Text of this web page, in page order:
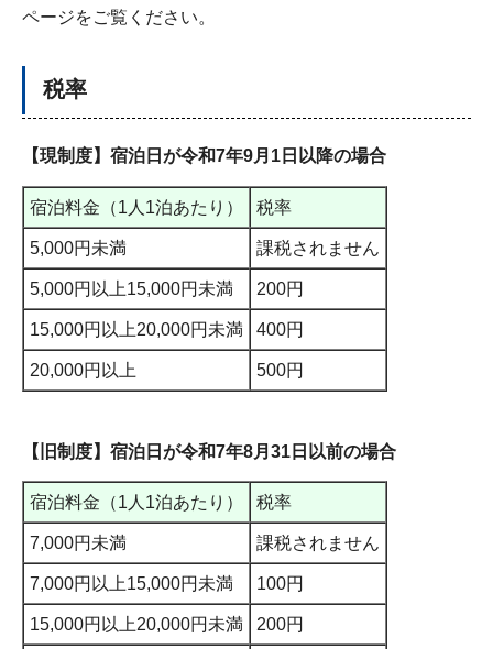
ページをご覧ください。
税率
【現制度】宿泊日が令和7年9月1日以降の場合
宿泊料金（1人1泊あたり） 税率
5,000円未満 課税されません
5,000円以上15,000円未満 200円
15,000円以上20,000円未満 400円
20,000円以上 500円
【旧制度】宿泊日が令和7年8月31日以前の場合
宿泊料金（1人1泊あたり） 税率
7,000円未満 課税されません
7,000円以上15,000円未満 100円
15,000円以上20,000円未満 200円